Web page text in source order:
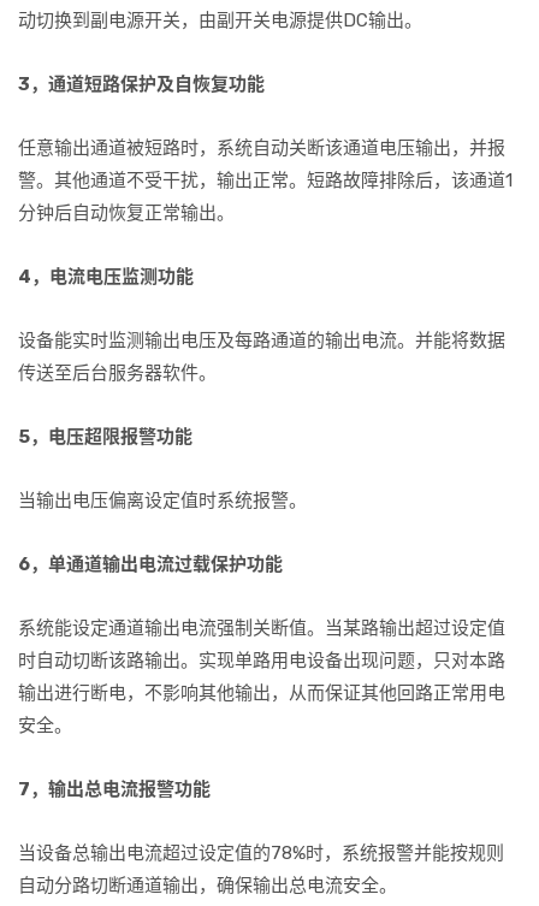
动切换到副电源开关，由副开关电源提供DC输出。
3，通道短路保护及自恢复功能
任意输出通道被短路时，系统自动关断该通道电压输出，并报
警。其他通道不受干扰，输出正常。短路故障排除后，该通道1
分钟后自动恢复正常输出。
4，电流电压监测功能
设备能实时监测输出电压及每路通道的输出电流。并能将数据
传送至后台服务器软件。
5，电压超限报警功能
当输出电压偏离设定值时系统报警。
6，单通道输出电流过载保护功能
系统能设定通道输出电流强制关断值。当某路输出超过设定值
时自动切断该路输出。实现单路用电设备出现问题，只对本路
输出进行断电，不影响其他输出，从而保证其他回路正常用电
安全。
7，输出总电流报警功能
当设备总输出电流超过设定值的78%时，系统报警并能按规则
自动分路切断通道输出，确保输出总电流安全。